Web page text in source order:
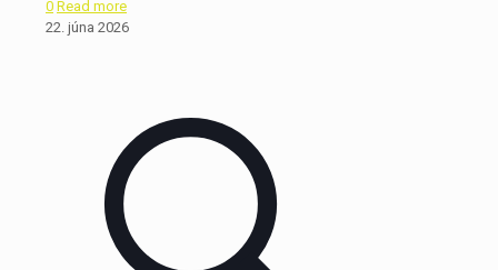
0 Read more
22. júna 2026